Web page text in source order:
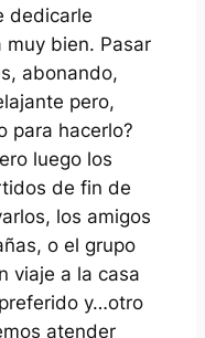
dedicarle
bien. Pasar
abonando,
pero,
para hacerlo?
luego los
de fin de
los amigos
o el grupo
viaje a la casa
y…otro
atender